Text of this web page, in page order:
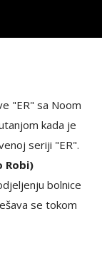
"ER" sa Noom
kada je
seriji "ER".
Robi)
bolnice
se tokom